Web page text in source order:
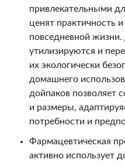
привлекательными
ценят практичность
повседневной жизни.
утилизируются и
их экологически
домашнего
дойпаков позволяет
и размеры,
потребности и
Фармацевтическая
активно использует